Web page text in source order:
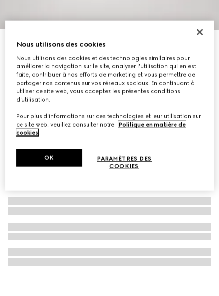
1/10
À personnaliser avec vos initiales
Sac à épaule Lady Lunetta petit format
€ 1.100
Déclinaisons denim GG bleu foncé
Nous utilisons des cookies
Nous utilisons des cookies et des technologies similaires pour
améliorer la navigation sur le site, analyser l'utilisation qui en est
faite, contribuer à nos efforts de marketing et vous permettre de
partager nos contenus sur vos réseaux sociaux. En continuant à
utiliser ce site web, vous acceptez les présentes conditions
d'utilisation.
Pour plus d'informations sur ces technologies et leur utilisation sur
ce site web, veuillez consulter notre
Politique en matière de
cookies.
PARAMÈTRES DES
COOKIES
OK